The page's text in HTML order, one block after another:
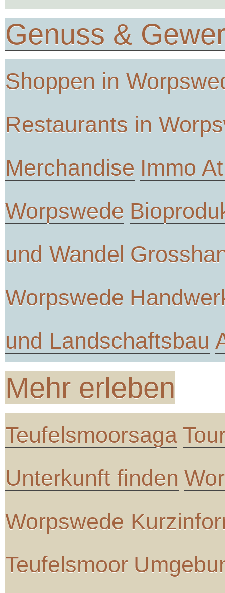
Genuss &
Shoppen in
Restaurants in
Merchandise Immo
Worpswede
und Wandel
Worpswede
und Landschaftsbau
Mehr erleben
Teufelsmoorsaga
Unterkunft finden
Worpswede
Teufelsmoor